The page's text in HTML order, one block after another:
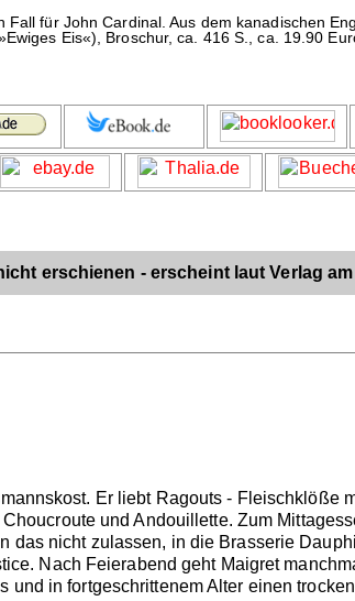
Fall für John Cardinal. Aus dem kanadischen
Eis«), Broschur, ca. 416 S., ca. 19.90
erschienen - erscheint laut Verlag am
Er liebt Ragouts - Fleischklöße
und Andouillette. Zum
das nicht zulassen, in die Brasserie
Nach Feierabend geht Maigret
in fortgeschrittenem Alter einen